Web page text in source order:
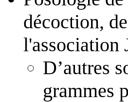
décoction,
l'association
D’autres
grammes